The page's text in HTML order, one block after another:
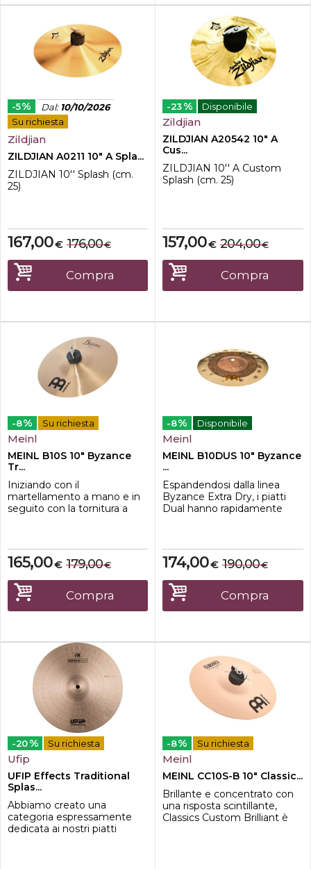
-5% Dal: 10/10/2026
Su richiesta
Zildjian
ZILDJIAN A0211 10" A Spla...
ZILDJIAN 10'' Splash (cm.
25)
€
167,00 €
176,00
Compra
-23 % Disponibile
Zildjian
ZILDJIAN A20542 10" A
Cus...
ZILDJIAN 10'' A Custom
Splash (cm. 25)
€
157,00 €
204,00
Compra
-8% Su richiesta
Meinl
MEINL B10S 10" Byzance
Tr...
Iniziando con il
martellamento a mano e in
seguito con la tornitura a
forgiata a mano e il suono
profondamente radicato. La
serie Traditional presenta
un'ampia varietà di
dimensioni e pesi che si
fondono in qua...
€
165,00 €
179,00
Compra
-8% Disponibile
Meinl
MEINL B10DUS 10" Byzance
...
Espandendosi dalla linea
Byzance Extra Dry, i piatti
Dual hanno rapidamente
riconoscibili per il loro
aspetto e suono unico. Per
iniziare, il centro è grezzo,
recante segni martellati a
mano, mentre il bordo è
tornito e lucidato per una
€
174,00 €
190,00
Compra
-20 % Su richiesta
Ufip
UFIP Effects Traditional
Splas...
Abbiamo creato una
categoria espressamente
dedicata ai nostri piatti
-8% Su richiesta
Meinl
MEINL CC10S-B 10" Classic...
Brillante e concentrato con
una risposta scintillante,
Classics Custom Brilliant è